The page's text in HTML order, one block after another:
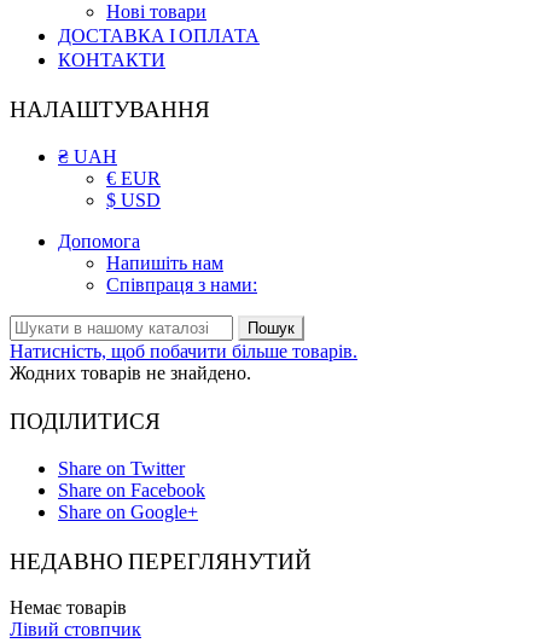
Нові товари
ДОСТАВКА І ОПЛАТА
КОНТАКТИ
НАЛАШТУВАННЯ
₴ UAH
€ EUR
$ USD
Допомога
Напишіть нам
Співпраця з нами:
Пошук
Натисність, щоб побачити більше товарів.
Жодних товарів не знайдено.
ПОДІЛИТИСЯ
Share on Twitter
Share on Facebook
Share on Google+
НЕДАВНО ПЕРЕГЛЯНУТИЙ
Немає товарів
Лівий стовпчик